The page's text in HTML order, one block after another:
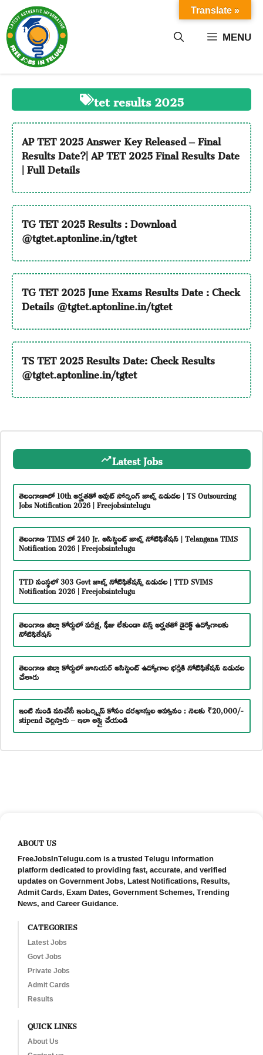
content MENU
tet results 2025
AP TET 2025 Answer Key Released – Final
Results Date?| AP TET 2025 Final Results Date
| Full Details
TG TET 2025 Results : Download
@tgtet.aptonline.in/tgtet
TG TET 2025 June Exams Results Date : Check
Details @tgtet.aptonline.in/tgtet
TS TET 2025 Results Date: Check Results
@tgtet.aptonline.in/tgtet
Latest Jobs
తెలంగాణాలో 10th అర్హతతో అవుట్ సోర్సింగ్ జాబ్స్ విడుదల | TS Outsourcing
Jobs Notification 2026 | Freejobsintelugu
తెలంగాణ TIMS లో 240 Jr. అసిస్టెంట్ జాబ్స్ నోటిఫికేషన్ | Telangana TIMS
Notification 2026 | Freejobsintelugu
TTD సంస్థలో 303 Govt జాబ్స్ నోటిఫికేషన్స్ విడుదల | TTD SVIMS
Notification 2026 | Freejobsintelugu
తెలంగాణ జిల్లా కోర్టులో పరీక్ష, ఫీజు లేకుండా టెన్త్ అర్హతతో డైరెక్ట్ ఉద్యోగాలకు
నోటిఫికేషన్
తెలంగాణ జిల్లా కోర్టులో జూనియర్ అసిస్టెంట్ ఉద్యోగాల భర్తీకి నోటిఫికేషన్ విడుదల
చేశారు
ఇంటి నుండి పనిచేసే ఇంటర్న్షిప్ కోసం దరఖాస్తుల ఆహ్వానం : నెలకు ₹20,000/-
stipend చెల్లిస్తారు – ఇలా అప్లై చేయండి
ABOUT US
FreeJobsInTelugu.com is a trusted Telugu information
platform dedicated to providing fast, accurate, and verified
updates on Government Jobs, Latest Notifications, Results,
Admit Cards, Exam Dates, Government Schemes, Trending
News, and Career Guidance.
CATEGORIES
Latest Jobs
Govt Jobs
Private Jobs
Admit Cards
Results
QUICK LINKS
About Us
Translate »